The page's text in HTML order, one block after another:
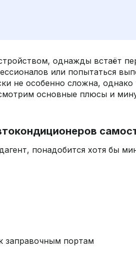
однажды встаёт
или попытаться
не особенно сложна,
основные плюсы и
понадобится хотя бы
заправочным портам